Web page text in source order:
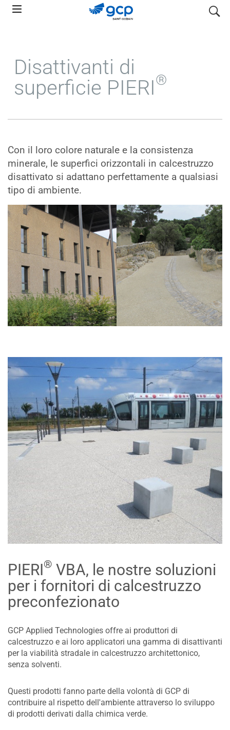
Skip
search
Disattivanti di
superficie PIERI®
Con il loro colore naturale e la consistenza
minerale, le superfici orizzontali in calcestruzzo
disattivato si adattano perfettamente a qualsiasi
tipo di ambiente.
PIERI® VBA, le nostre soluzioni
per i fornitori di calcestruzzo
preconfezionato
GCP Applied Technologies offre ai produttori di
calcestruzzo e ai loro applicatori una gamma di disattivanti
per la viabilità stradale in calcestruzzo architettonico,
senza solventi.
Questi prodotti fanno parte della volontà di GCP di
contribuire al rispetto dell'ambiente attraverso lo sviluppo
di prodotti derivati dalla chimica verde.